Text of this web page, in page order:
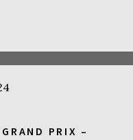
PRIX –